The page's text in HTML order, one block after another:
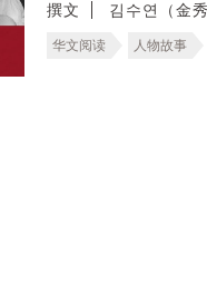
撰文 김수연（金秀
华文阅读 人物故事